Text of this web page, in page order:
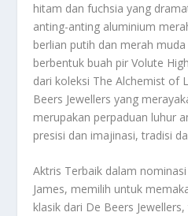
hitam dan fuchsia yang
anting-anting aluminium
berlian putih dan merah
berbentuk buah pir Volute
dari koleksi The Alchemist of
Beers Jewellers yang
merupakan perpaduan luhur
presisi dan imajinasi, tradisi
Aktris Terbaik dalam
James, memilih untuk
klasik dari De Beers